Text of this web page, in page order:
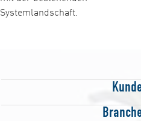
Systemlandschaft.